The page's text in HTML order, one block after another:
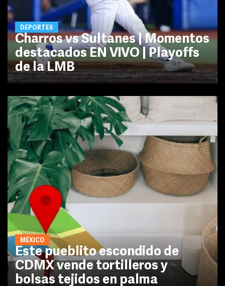
DEPORTES
Charros vs Sultanes | Momentos
destacados EN VIVO | Playoffs
de la LMB
MÉXICO
Este pueblito escondido de
CDMX vende tortilleros y
bolsas tejidos en palma